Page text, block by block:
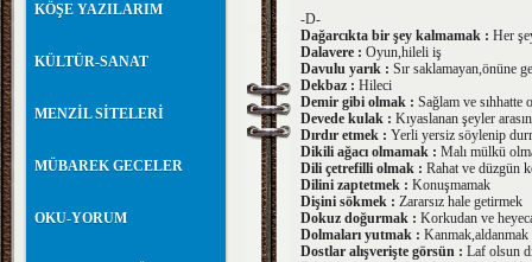
KÖŞE YAZILARIM
KÜLTÜR-SANAT
MENZİL SİTELERİ
MÜBAREK GECELER
OKU-YORUM
-D-
Dağarcıkta bir şey kalmamak : Her
Dalavere : Oyun,hileli iş
Davulu yarık : Sır saklamayan,önüne
Dekbaz : Hileci
Demir gibi olmak : Sağlam ve sıhhatte
Devede kulak : Kıyaslanan şeyler
Dırdır etmek : Yerli yersiz söylenip
Dikili ağacı olmamak : Malı mülkü
Dili çetrefilli olmak : Rahat ve düzgün
Dilini zaptetmek : Konuşmamak
Dişini sökmek : Zararsız hale getirmek
Dokuz doğurmak : Korkudan ve
Dolmaları yutmak : Kanmak,aldanmak
Dostlar alışverişte görsün : Laf olsun